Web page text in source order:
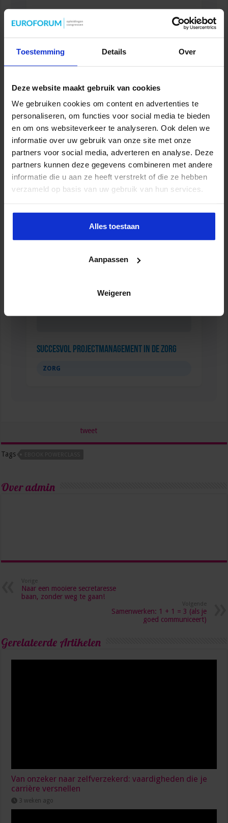
Toestemming Details Over
Deze website maakt gebruik van cookies
We gebruiken cookies om content en advertenties te
personaliseren, om functies voor social media te bieden
en om ons websiteverkeer te analyseren. Ook delen we
informatie over uw gebruik van onze site met onze
partners voor social media, adverteren en analyse. Deze
partners kunnen deze gegevens combineren met andere
informatie die u aan ze heeft verstrekt of die ze hebben
verzameld op basis van uw gebruik van hun services.
Alles toestaan
Aanpassen
Weigeren
Cursus: Inzicht in de Zorg
Succesvol Projectmanagement in de Zorg
ZORG
tweet
Tags
Over admin
Vorige
Naar een mooiere secretaresse
baan, zonder weg te gaan!
Volgende
Samenwerken: 1 + 1 = 3 (als je
goed communiceert)
Gerelateerde Artikelen
Van onzeker naar zelfverzekerd: vaardigheden die je
carrière versnellen
3 weken ago